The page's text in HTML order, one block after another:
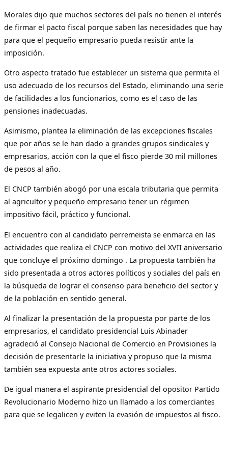
Morales dijo que muchos sectores del país no tienen el interés
de firmar el pacto fiscal porque saben las necesidades que hay
para que el pequeño empresario pueda resistir ante la
imposición.
Otro aspecto tratado fue establecer un sistema que permita el
uso adecuado de los recursos del Estado, eliminando una serie
de facilidades a los funcionarios, como es el caso de las
pensiones inadecuadas.
Asimismo, plantea la eliminación de las excepciones fiscales
que por años se le han dado a grandes grupos sindicales y
empresarios, acción con la que el fisco pierde 30 mil millones
de pesos al año.
El CNCP también abogó por una escala tributaria que permita
al agricultor y pequeño empresario tener un régimen
impositivo fácil, práctico y funcional.
El encuentro con al candidato perremeista se enmarca en las
actividades que realiza el CNCP con motivo del XVII aniversario
que concluye el próximo domingo . La propuesta también ha
sido presentada a otros actores políticos y sociales del país en
la búsqueda de lograr el consenso para beneficio del sector y
de la población en sentido general.
Al finalizar la presentación de la propuesta por parte de los
empresarios, el candidato presidencial Luis Abinader
agradeció al Consejo Nacional de Comercio en Provisiones la
decisión de presentarle la iniciativa y propuso que la misma
también sea expuesta ante otros actores sociales.
De igual manera el aspirante presidencial del opositor Partido
Revolucionario Moderno hizo un llamado a los comerciantes
para que se legalicen y eviten la evasión de impuestos al fisco.